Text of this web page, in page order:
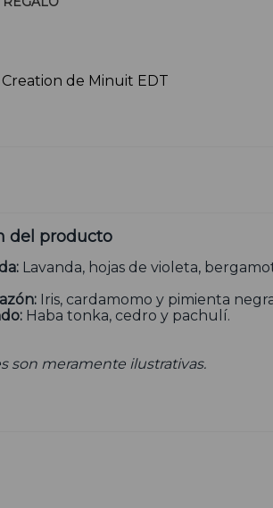
Creation de Minuit EDT
del producto
Lavanda, hojas de violeta,
Iris, cardamomo y pimienta
Haba tonka, cedro y pachulí.
son meramente ilustrativas.